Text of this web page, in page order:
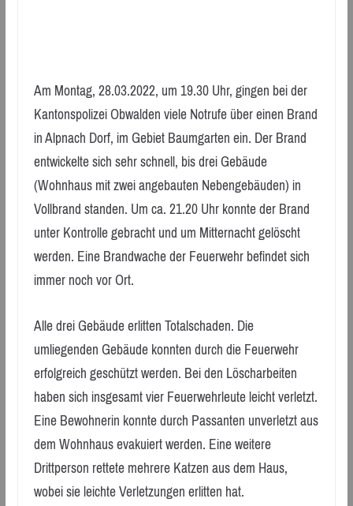
Am Montag, 28.03.2022, um 19.30 Uhr, gingen bei der
Kantonspolizei Obwalden viele Notrufe über einen Brand
in Alpnach Dorf, im Gebiet Baumgarten ein. Der Brand
entwickelte sich sehr schnell, bis drei Gebäude
(Wohnhaus mit zwei angebauten Nebengebäuden) in
Vollbrand standen. Um ca. 21.20 Uhr konnte der Brand
unter Kontrolle gebracht und um Mitternacht gelöscht
werden. Eine Brandwache der Feuerwehr befindet sich
immer noch vor Ort.
Alle drei Gebäude erlitten Totalschaden. Die
umliegenden Gebäude konnten durch die Feuerwehr
erfolgreich geschützt werden. Bei den Löscharbeiten
haben sich insgesamt vier Feuerwehrleute leicht verletzt.
Eine Bewohnerin konnte durch Passanten unverletzt aus
dem Wohnhaus evakuiert werden. Eine weitere
Drittperson rettete mehrere Katzen aus dem Haus,
wobei sie leichte Verletzungen erlitten hat.